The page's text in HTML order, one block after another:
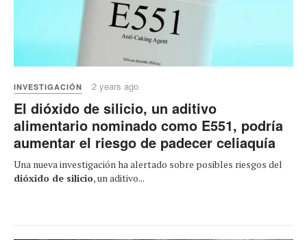
INVESTIGACIÓN 2 years ago
El dióxido de silicio, un aditivo
alimentario nominado como E551, podría
aumentar el riesgo de padecer celiaquía
Una nueva investigación ha alertado sobre posibles riesgos del
dióxido de silicio, un aditivo...